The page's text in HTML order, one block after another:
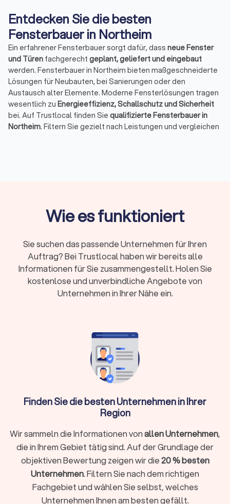
Entdecken Sie die besten
Fensterbauer in Northeim
Ein erfahrener Fensterbauer sorgt dafür, dass neue Fenster
und Türen fachgerecht geplant, geliefert und eingebaut
werden. Fensterbauer in Northeim bieten maßgeschneiderte
Lösungen für Neubauten, bei Sanierungen oder den
Austausch alter Elemente. Moderne Fensterlösungen tragen
wesentlich zu Energieeffizienz, Schallschutz und Sicherheit
bei. Auf Trustlocal finden Sie qualifizierte Fensterbauer in
Northeim. Filtern Sie gezielt nach Leistungen und vergleichen
nach Leistungen filtern: Fenster, Türen, Sonnenschutz,
Insektenschutz, Wintergarten oder sonstige
umfasst das Leistungsspektrum:
Fenster und Türen einbauen lassen
Fensterbauer liefern und montierenmaßgefertigte Fenster
Wärmeschutz und Einbruchhemmung.
Fenster austauschen oder reparieren
Viele Betriebe übernehmen auch den
Reparaturen(z. B. Dichtungen, Beschläge, Griffe) oder das
Einstellen klemmender Fenster gehören ebenfalls zum
Sonnenschutz, Rollläden und Insektenschutz
Zusätzlich zum Fenstereinbau bieten viele Firmen passende
Rollläden, Raffstores, Sonnenschutzlösungen und
Insektenschutzan. Nutzen Sie dafür gezielt den Filter auf
Wie es funktioniert
Sie suchen das passende Unternehmen für Ihren
Auftrag? Bei Trustlocal haben wir bereits alle
Informationen für Sie zusammengestellt. Holen Sie
kostenlose und unverbindliche Angebote von
Unternehmen in Ihrer Nähe ein.
Finden Sie die besten Unternehmen in Ihrer
Region
Wir sammeln die Informationen vonallen Unternehmen,
die in Ihrem Gebiet tätig sind. Auf der Grundlage der
objektiven Bewertung zeigen wir die20 % besten
Unternehmen. Filtern Sie nach dem richtigen
Fachgebiet und wählen Sie selbst, welches
Unternehmen Ihnen am besten gefällt.